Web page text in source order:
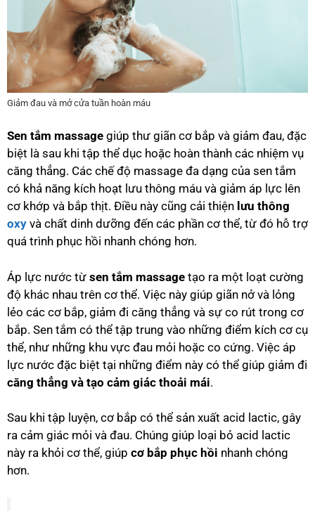
Giảm đau và mở cửa tuần hoàn máu
Sen tắm massage giúp thư giãn cơ bắp và giảm đau, đặc
biệt là sau khi tập thể dục hoặc hoàn thành các nhiệm vụ
căng thẳng. Các chế độ massage đa dạng của sen tắm
có khả năng kích hoạt lưu thông máu và giảm áp lực lên
cơ khớp và bắp thịt. Điều này cũng cải thiện lưu thông
oxy và chất dinh dưỡng đến các phần cơ thể, từ đó hỗ trợ
quá trình phục hồi nhanh chóng hơn.
Áp lực nước từ sen tắm massage tạo ra một loạt cường
độ khác nhau trên cơ thể. Việc này giúp giãn nở và lỏng
lẻo các cơ bắp, giảm đi căng thẳng và sự co rút trong cơ
bắp. Sen tắm có thể tập trung vào những điểm kích cơ cụ
thể, như những khu vực đau mỏi hoặc co cứng. Việc áp
lực nước đặc biệt tại những điểm này có thể giúp giảm đi
căng thẳng và tạo cảm giác thoải mái.
Sau khi tập luyện, cơ bắp có thể sản xuất acid lactic, gây
ra cảm giác mỏi và đau. Chúng giúp loại bỏ acid lactic
này ra khỏi cơ thể, giúp cơ bắp phục hồi nhanh chóng
hơn.